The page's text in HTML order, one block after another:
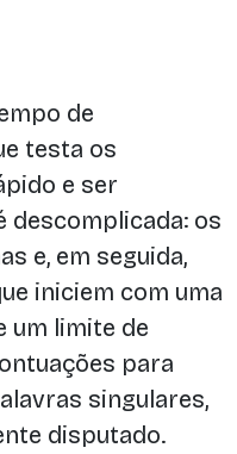
de
testa os
e ser
descomplicada: os
e, em seguida,
iniciem com uma
um limite de
para
singulares,
disputado.